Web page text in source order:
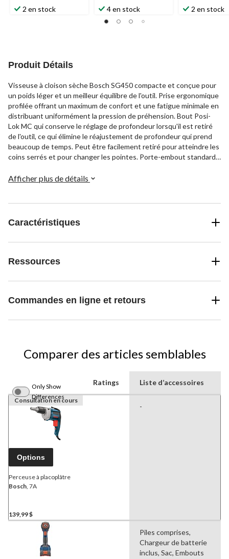
2 en stock 4 en stock 2 en stock
Produit Détails
Visseuse à cloison sèche Bosch SG450 compacte et conçue pour
un poids léger et un meilleur équilibre de l'outil. Prise ergonomique
profilée offrant un maximum de confort et une fatigue minimale en
distribuant uniformément la pression de préhension. Bout Posi-
Lok MC qui conserve le réglage de profondeur lorsqu'il est retiré
de l'outil, ce qui élimine le réajustement de profondeur qui prend
beaucoup de temps. Peut être facilement retiré pour atteindre les
coins serrés et pour changer les pointes. Porte-embout standard
particulièrement utile pour visser de longues vis.
Afficher plus de détails
Caractéristiques
Ressources
Commandes en ligne et retours
Comparer des articles semblables
Only Show
Differences
Ratings Liste d’accessoires
Consultation en cours
Options
Perceuse à placoplâtre
Bosch , 7A
139,99 $
-
Piles comprises,
Chargeur de batterie
inclus, Sac, Embouts